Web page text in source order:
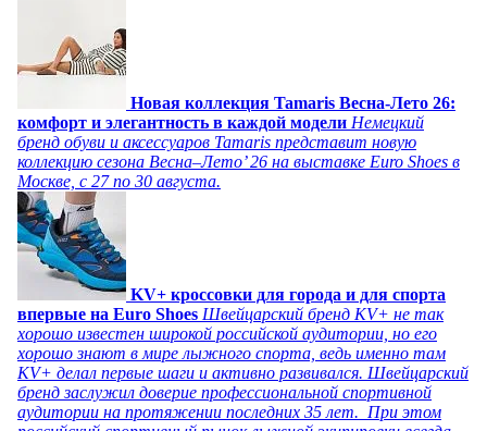
Новая коллекция Tamaris Весна-Лето 26:
комфорт и элегантность в каждой модели Немецкий
бренд обуви и аксессуаров Tamaris представит новую
коллекцию сезона Весна–Лето’ 26 на выставке Euro Shoes в
Москве, с 27 по 30 августа.
KV+ кроссовки для города и для спорта
впервые на Euro Shoes Швейцарский бренд KV+ не так
хорошо известен широкой российской аудитории, но его
хорошо знают в мире лыжного спорта, ведь именно там
KV+ делал первые шаги и активно развивался. Швейцарский
бренд заслужил доверие профессиональной спортивной
аудитории на протяжении последних 35 лет. При этом